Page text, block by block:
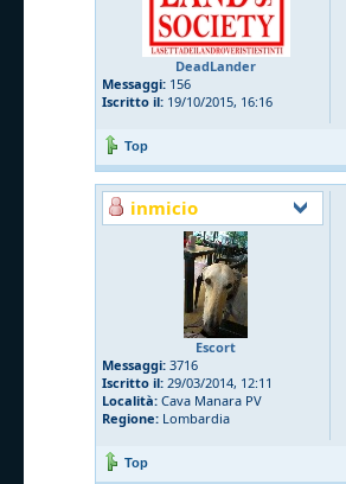
DeadLander
Messaggi: 156
Iscritto il: 19/10/2015, 16:16
Top
inmicio
Escort
Messaggi: 3716
Iscritto il: 29/03/2014, 12:11
Località: Cava Manara PV
Regione: Lombardia
Top